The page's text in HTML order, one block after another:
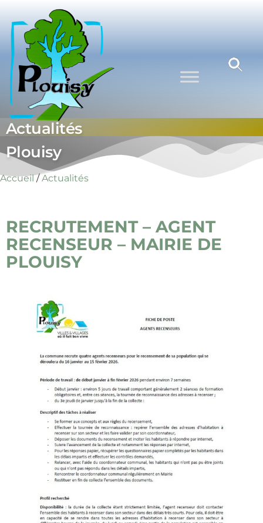
Commune
de Plouisy
Actualités
Plouisy
Accueil/Actualités
RECRUTEMENT – AGENT
RECENSEUR – MAIRIE DE
PLOUISY